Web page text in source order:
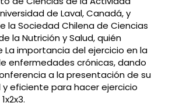
de Laval, Canadá, y
la Sociedad Chilena de Ciencias
la Nutrición y Salud, quién
La importancia del ejercicio en la
enfermedades crónicas, dando
a la presentación de su
eficiente para hacer ejercicio